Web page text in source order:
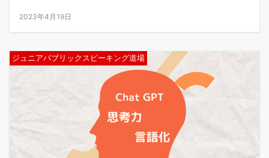
2023年4月19日
ジュニアパブリックスピーキング道場